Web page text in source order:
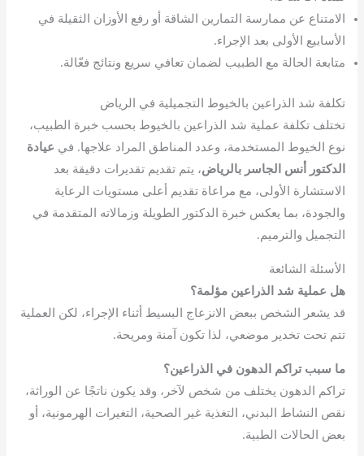
الامتناع عن ممارسة التمارين الشاقة أو رفع الأوزان الثقيلة في
الأسابيع الأولى بعد الإجراء.
متابعة الحالة مع الطبيب لضمان تعافي سريع ونتائج فعّالة.
تكلفة شد الذراعين بالخيوط التجميلية في الرياض
تختلف تكلفة عملية شد الذراعين بالخيوط بحسب خبرة الطبيب،
نوع الخيوط المستخدمة، وعدد المناطق المراد علاجها. في عيادة
الدكتور أنس الجاسر بالرياض، يتم تقديم تقديرات دقيقة بعد
الاستشارة الأولى، مع مراعاة تقديم أعلى مستويات الرعاية
والجودة، بما يعكس خبرة الدكتور الطويلة وزمالاته المتقدمة في
التجميل والترميم.
الأسئلة الشائعة
هل عملية شد الذراعين مؤلمة؟
قد يشعر الشخص ببعض الانزعاج البسيط أثناء الإجراء، لكن العملية
تتم تحت تخدير موضعي، لذا تكون آمنة ومريحة.
ما سبب تراكم الدهون في الذراعين؟
تراكم الدهون يختلف من شخص لآخر، وقد يكون ناتجًا عن الوراثة،
نقص النشاط البدني، التغذية غير الصحية، التغيرات الهرمونية، أو
بعض الحالات الطبية.